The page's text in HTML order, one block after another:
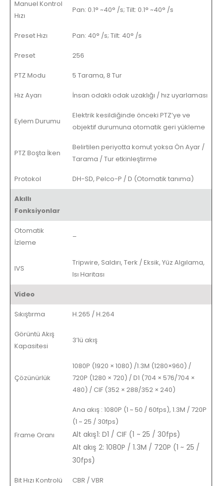
Manuel Kontrol
Hızı
Pan: 0.1° ~40° /s; Tilt: 0.1° ~40° /s
Preset Hızı Pan: 40° /s; Tilt: 40° /s
Preset 256
PTZ Modu 5 Tarama, 8 Tur
Hız Ayarı İnsan odaklı odak uzaklığı / hız uyarlaması
Eylem Durumu
Elektrik kesildiğinde önceki PTZ’ye ve
objektif durumuna otomatik geri yükleme
PTZ Boşta İken
Belirtilen periyotta komut yoksa Ön Ayar /
Tarama / Tur etkinleştirme
Protokol DH-SD, Pelco-P / D (Otomatik tanıma)
Akıllı
Fonksiyonlar
Otomatik
İzleme
–
IVS
Tripwire, Saldırı, Terk / Eksik, Yüz Algılama,
Isı Haritası
Video
Sıkıştırma H.265 / H.264
Görüntü Akış
Kapasitesi
3’lü akış
Çözünürlük
1080P (1920 × 1080) /1.3M (1280×960) /
720P (1280 × 720) / D1 (704 × 576/704 ×
480) / CIF (352 × 288/352 × 240)
Frame Oranı
Ana akış : 1080P (1 ~ 50 / 60fps), 1.3M / 720P
(1 ~ 25 / 30fps)
Alt akış1: D1 / CIF (1 ~ 25 / 30fps)
Alt akış 2: 1080P / 1.3M / 720P (1 ~ 25 /
30fps)
Bit Hızı Kontrolü CBR / VBR